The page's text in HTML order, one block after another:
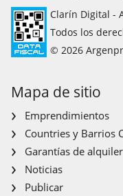
Clarín Digital -
Todos los
© 2026
Mapa de sitio
Emprendimientos
Countries y Barrios
Garantías de alquiler
Noticias
Publicar